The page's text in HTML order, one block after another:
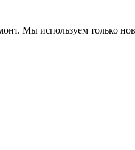
Мы используем только